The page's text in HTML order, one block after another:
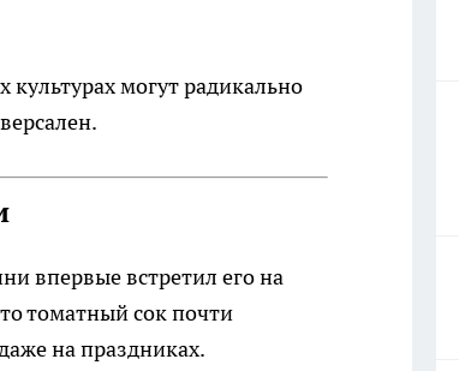
могут радикально
впервые встретил его на
томатный сок почти
на праздниках.